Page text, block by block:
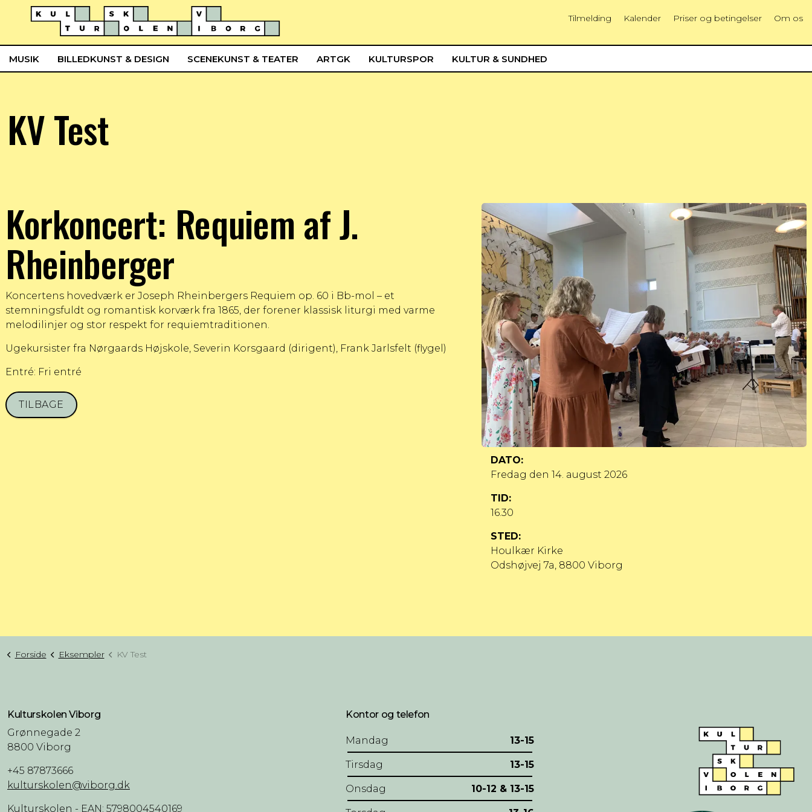
MUSIK BILLEDKUNST & DESIGN SCENEKUNST & TEATER ARTGK KULTURSPOR KULTUR & SUNDHED
Tilmelding Kalender Priser og betingelser Om os
KV Test
Korkoncert: Requiem af J.
Rheinberger
Koncertens hovedværk er Joseph Rheinbergers Requiem op. 60 i Bb-mol – et
stemningsfuldt og romantisk korværk fra 1865, der forener klassisk liturgi med varme
melodilinjer og stor respekt for requiemtraditionen.
Ugekursister fra Nørgaards Højskole, Severin Korsgaard (dirigent), Frank Jarlsfelt (flygel)
Entré: Fri entré
TILBAGE
DATO:
Fredag den 14. august 2026
TID:
16.30
STED:
Houlkær Kirke
Odshøjvej 7a, 8800 Viborg
Forside Eksempler KV Test
Kulturskolen Viborg
Grønnegade 2
8800 Viborg
+45 87873666
kulturskolen@viborg.dk
Kulturskolen - EAN: 5798004540169
Kontor og telefon
Mandag 13-15
Tirsdag 13-15
Onsdag 10-12 & 13-15